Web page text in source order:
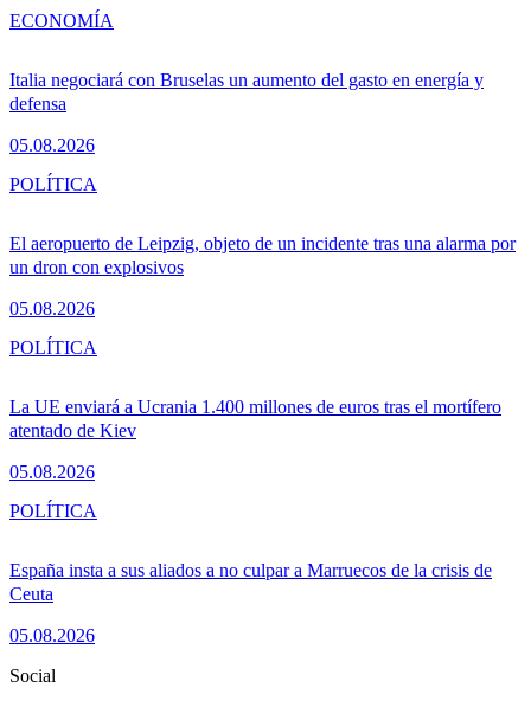
Italia negociará con Bruselas un aumento del gasto en energía y
defensa
05.08.2026
ECONOMÍA
El aeropuerto de Leipzig, objeto de un incidente tras una alarma por
un dron con explosivos
05.08.2026
POLÍTICA
La UE enviará a Ucrania 1.400 millones de euros tras el mortífero
atentado de Kiev
05.08.2026
POLÍTICA
España insta a sus aliados a no culpar a Marruecos de la crisis de
Ceuta
05.08.2026
POLÍTICA
Social